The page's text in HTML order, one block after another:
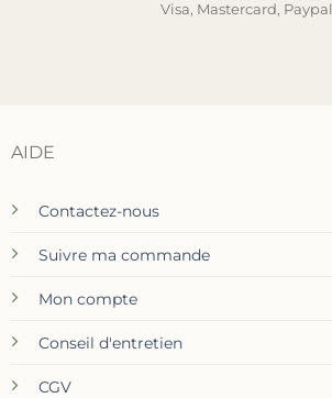
Visa, Mastercard, Paypal
AIDE
Contactez-nous
Suivre ma commande
Mon compte
Conseil d'entretien
CGV